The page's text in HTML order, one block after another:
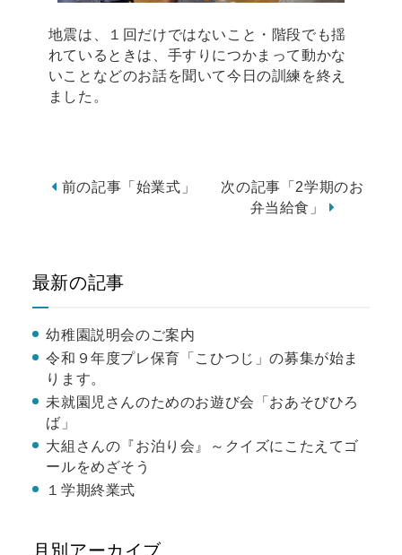
地震は、１回だけではないこと・階段でも揺
れているときは、手すりにつかまって動かな
いことなどのお話を聞いて今日の訓練を終え
ました。
前の記事「始業式」
次の記事「2学期のお
弁当給食」
最新の記事
幼稚園説明会のご案内
令和９年度プレ保育「こひつじ」の募集が始ま
ります。
未就園児さんのためのお遊び会「おあそびひろ
ば」
大組さんの『お泊り会』～クイズにこたえてゴ
ールをめざそう
１学期終業式
月別アーカイブ